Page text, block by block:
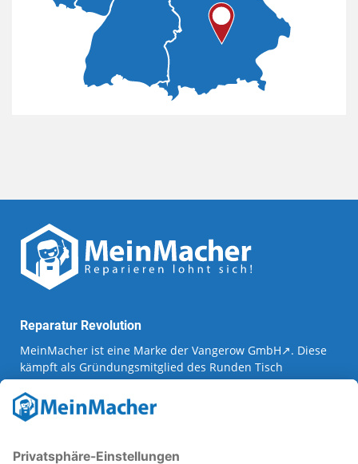
Reparatur Revolution
MeinMacher ist eine Marke der Vangerow GmbH↗. Diese
kämpft als Gründungsmitglied des Runden Tisch
Reparatur↗ für eineReparatur Revolution↗ und bessere
Reparaturbedingungen: Für Produkte, die sich gut
reparieren lassen, für günstigere Ersatzteile und den
Know-hows in Deutschland.